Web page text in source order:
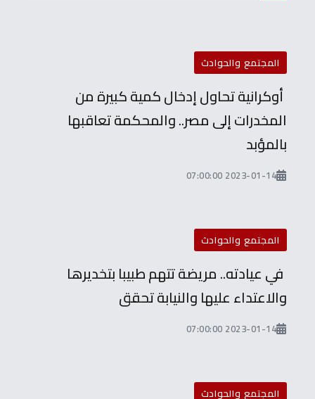
المجتمع والحوادث
أوكرانية تحاول إدخال كمية كبيرة من
المخدرات إلى مصر.. والمحكمة تعاقبها
بالمؤبد
2023-01-14 07:00:00
المجتمع والحوادث
في عيادته.. مريضة تتهم طبيبا بتخديرها
والاعتداء عليها والنيابة تحقق
2023-01-14 07:00:00
المجتمع والحوادث